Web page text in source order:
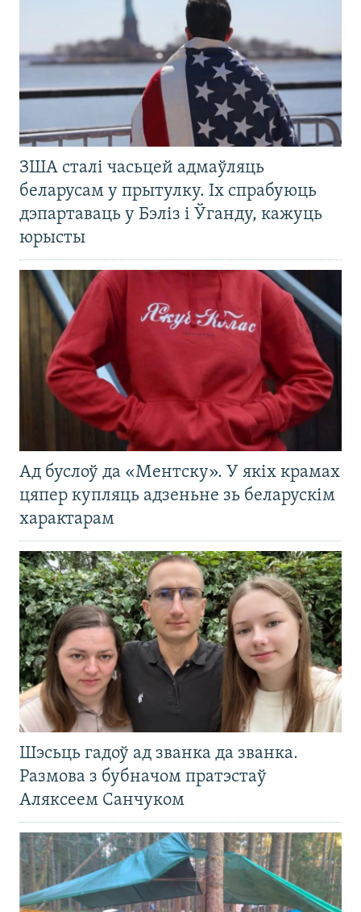
ЗША сталі часьцей адмаўляць
беларусам у прытулку. Іх спрабуюць
дэпартаваць у Бэліз і Ўганду, кажуць
юрысты
Ад буслоў да «Ментску». У якіх крамах
цяпер купляць адзеньне зь беларускім
характарам
Шэсьць гадоў ад званка да званка.
Размова з бубначом пратэстаў
Аляксеем Санчуком